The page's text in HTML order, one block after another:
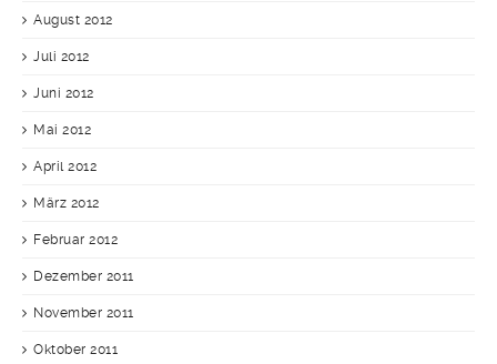
August 2012
Juli 2012
Juni 2012
Mai 2012
April 2012
März 2012
Februar 2012
Dezember 2011
November 2011
Oktober 2011